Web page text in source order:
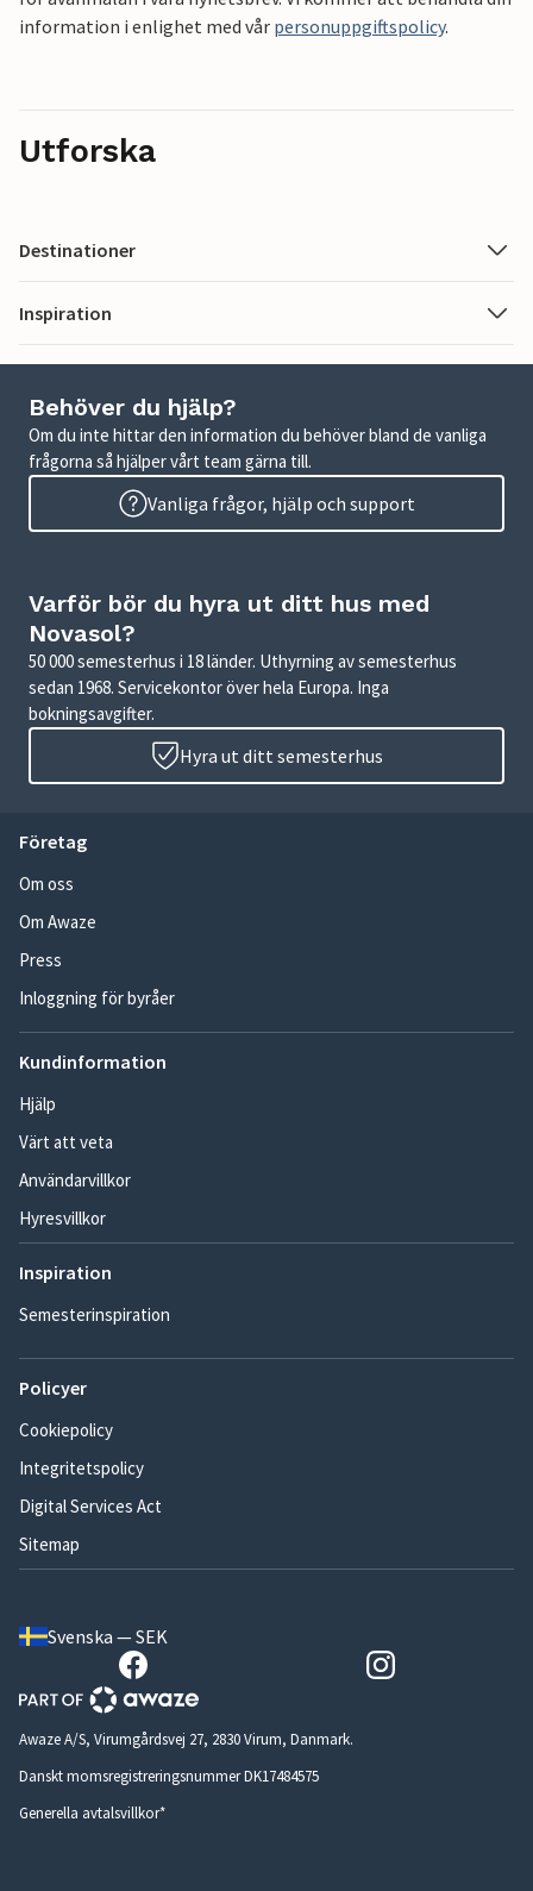
information i enlighet med vår personuppgiftspolicy.
Utforska
Destinationer
Inspiration
Behöver du hjälp?
Om du inte hittar den information du behöver bland de vanliga
frågorna så hjälper vårt team gärna till.
Vanliga frågor, hjälp och support
Varför bör du hyra ut ditt hus med
Novasol?
50 000 semesterhus i 18 länder. Uthyrning av semesterhus
sedan 1968. Servicekontor över hela Europa. Inga
bokningsavgifter.
Hyra ut ditt semesterhus
Företag
Om oss
Om Awaze
Press
Inloggning för byråer
Kundinformation
Hjälp
Värt att veta
Användarvillkor
Hyresvillkor
Inspiration
Semesterinspiration
Policyer
Cookiepolicy
Integritetspolicy
Digital Services Act
Sitemap
Svenska — SEK
Awaze A/S, Virumgårdsvej 27, 2830 Virum, Danmark.
Danskt momsregistreringsnummer DK17484575
Generella avtalsvillkor*